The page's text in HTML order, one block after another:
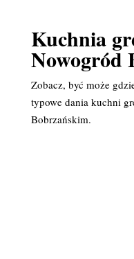
Kuchnia
Nowogród
Zobacz, być może
typowe dania kuchni
Bobrzańskim.